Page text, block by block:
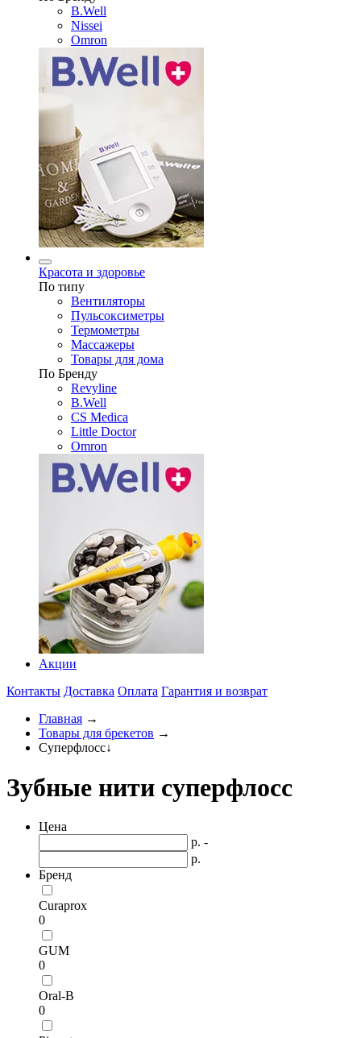
B.Well
Nissei
Omron
Красота и здоровье
По типу
Вентиляторы
Пульсоксиметры
Термометры
Массажеры
Товары для дома
По Бренду
Revyline
B.Well
CS Medica
Little Doctor
Omron
Акции
Контакты Доставка Оплата Гарантия и возврат
Главная →
Товары для брекетов →
Суперфлосс↓
Зубные нити суперфлосс
Цена
р. -
р.
Бренд
Curaprox
0
GUM
0
Oral-B
0